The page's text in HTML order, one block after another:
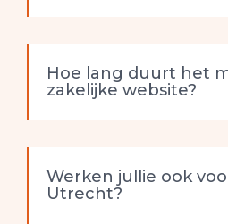
Hoe lang duurt het
zakelijke website?
Werken jullie ook
Utrecht?